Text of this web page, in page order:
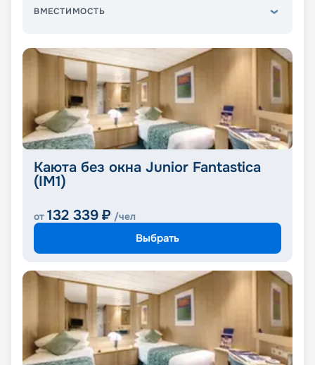
ВМЕСТИМОСТЬ
Каюта без окна Junior Fantastica
(IM1)
от 132 339 ₽ /чел
Выбрать